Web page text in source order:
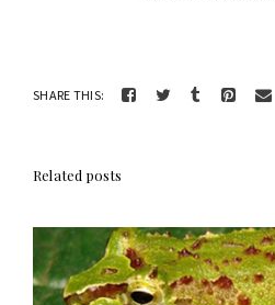
SHARE THIS:
Related posts